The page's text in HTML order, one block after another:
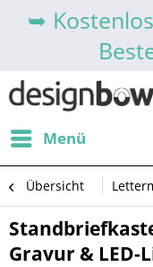
➥
Menü
Übersicht
Gravur & LED-